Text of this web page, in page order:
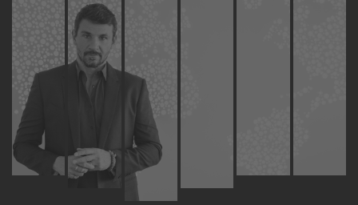
Nuovi Eroi
Be Your Essence
Futurability
EN ES